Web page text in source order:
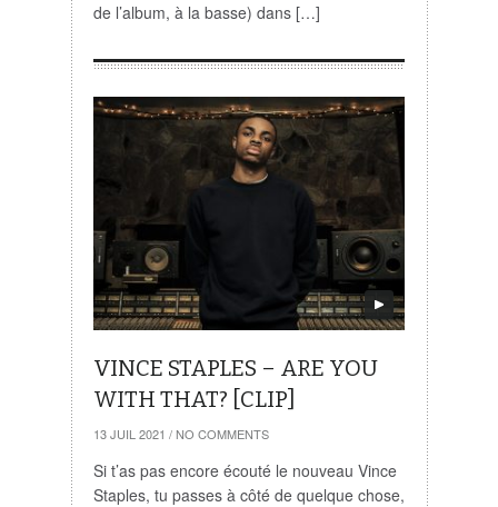
de l’album, à la basse) dans […]
VINCE STAPLES – ARE YOU
WITH THAT? [CLIP]
13 JUIL 2021 / NO COMMENTS
Si t’as pas encore écouté le nouveau Vince
Staples, tu passes à côté de quelque chose,